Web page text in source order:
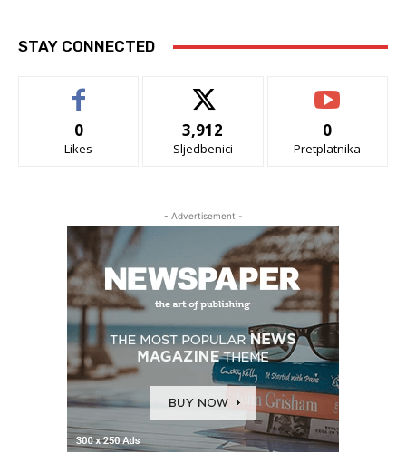
STAY CONNECTED
0
Likes
3,912
Sljedbenici
0
Pretplatnika
- Advertisement -